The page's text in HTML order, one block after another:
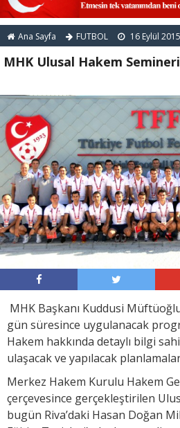
Ana Sayfa FUTBOL 16 Eylül 2015
MHK Ulusal Hakem
MHK Başkanı Kuddusi
gün süresince uygulanacak
Hakem hakkında detaylı bilgi
ulaşacak ve yapılacak
Merkez Hakem Kurulu Hakem
çerçevesince gerçekleştirilen
bugün Riva’daki Hasan Doğan